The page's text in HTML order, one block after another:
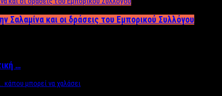
Σαλαμίνα και οι δράσεις του Εμπορικού Συλλόγου
…